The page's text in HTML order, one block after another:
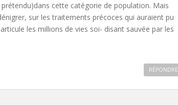
cette catégorie de population. Mais
sur les traitements précoces qui auraient pu
les millions de vies soi- disant sauvée par les
RÉPONDRE